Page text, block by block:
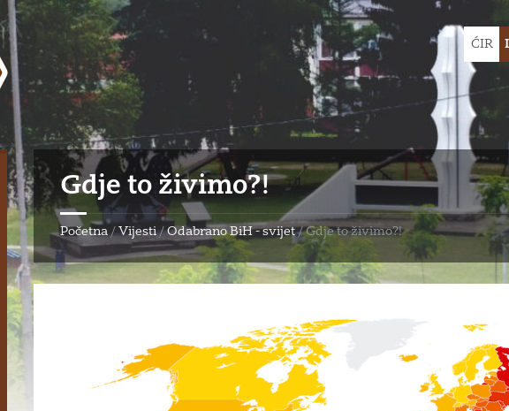
Choose
ĆIR
Gdje to živimo?!
Početna /Vijesti/Odabrano BiH - svijet/Gdje to živimo?!